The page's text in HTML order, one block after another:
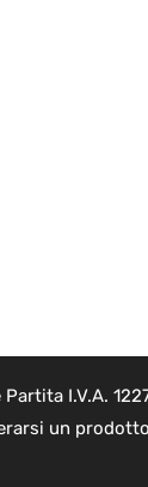
I.V.A.
un